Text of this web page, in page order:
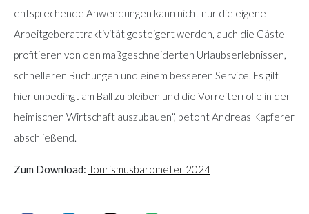
entsprechende Anwendungen kann nicht nur die eigene
Arbeitgeberattraktivität gesteigert werden, auch die Gäste
profitieren von den maßgeschneiderten Urlaubserlebnissen,
schnelleren Buchungen und einem besseren Service. Es gilt
hier unbedingt am Ball zu bleiben und die Vorreiterrolle in der
heimischen Wirtschaft auszubauen“, betont Andreas Kapferer
abschließend.
Zum Download: Tourismusbarometer 2024